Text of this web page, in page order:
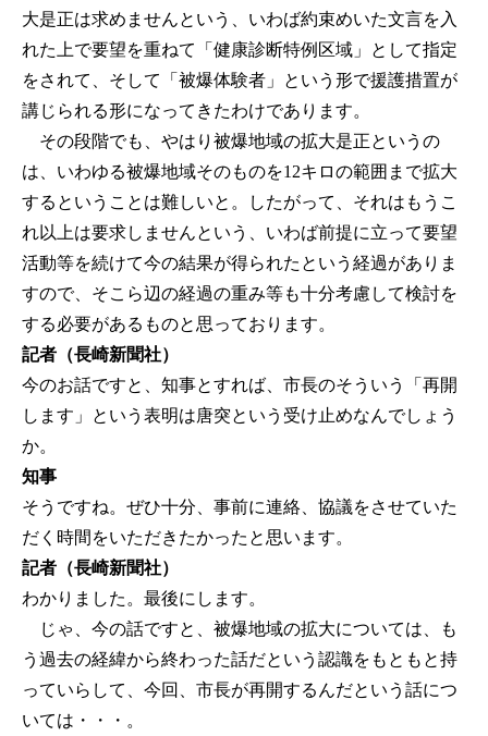
大是正は求めませんという、いわば約束めいた文言を入
れた上で要望を重ねて「健康診断特例区域」として指定
をされて、そして「被爆体験者」という形で援護措置が
講じられる形になってきたわけであります。
その段階でも、やはり被爆地域の拡大是正というの
は、いわゆる被爆地域そのものを12キロの範囲まで拡大
するということは難しいと。したがって、それはもうこ
れ以上は要求しませんという、いわば前提に立って要望
活動等を続けて今の結果が得られたという経過がありま
すので、そこら辺の経過の重み等も十分考慮して検討を
する必要があるものと思っております。
記者（長崎新聞社）
今のお話ですと、知事とすれば、市長のそういう「再開
します」という表明は唐突という受け止めなんでしょう
か。
知事
そうですね。ぜひ十分、事前に連絡、協議をさせていた
だく時間をいただきたかったと思います。
記者（長崎新聞社）
わかりました。最後にします。
じゃ、今の話ですと、被爆地域の拡大については、も
う過去の経緯から終わった話だという認識をもともと持
っていらして、今回、市長が再開するんだという話につ
いては・・・。